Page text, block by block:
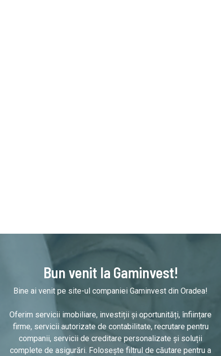
Bun venit la Gaminvest!
Bine ai venit pe site-ul companiei Gaminvest din Oradea!
Oferim servicii imobiliare, investiții și oportunități, înființare
firme, servicii autorizate de contabilitate, recrutare pentru
companii, servicii de creditare personalizate și soluții
complete de asigurări. Folosește filtrul de căutare pentru a